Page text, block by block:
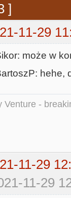
]
11-29
może w
hehe,
Venture -
11-29
11-29